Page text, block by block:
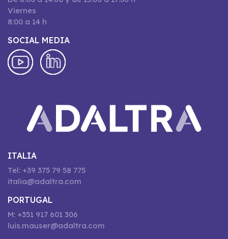
Viernes
8:00 a 14 h
SOCIAL MEDIA
ITALIA
Tel: +39 375 79 58 775
italia@adaltra.com
PORTUGAL
M: +351 917 601 306
luis.mauser@adaltra.com